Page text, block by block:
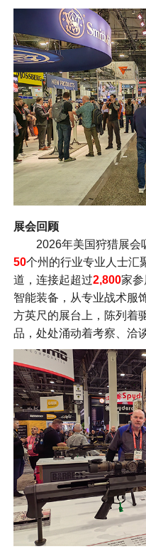
展会回顾
2026年美国狩猎展会
50个州的行业专业人士汇
道，连接起超过2,800家参
智能装备，从专业战术服
方英尺的展台上，陈列着
品，处处涌动着考察、洽